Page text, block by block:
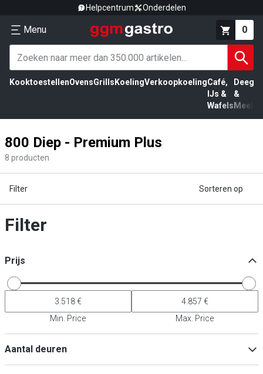
Helpcentrum Onderdelen
Menu 0
KooktoestellenOvensGrills KoelingVerkoopkoelingCafé,
IJs &
Wafels
Deeg
&
Meel
800 Diep - Premium Plus
8 producten
Filter Sorteren op
Filter
Prijs
Min. Price Max. Price
Aantal deuren